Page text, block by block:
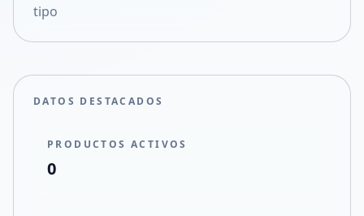
tipo
DATOS DESTACADOS
PRODUCTOS ACTIVOS
0